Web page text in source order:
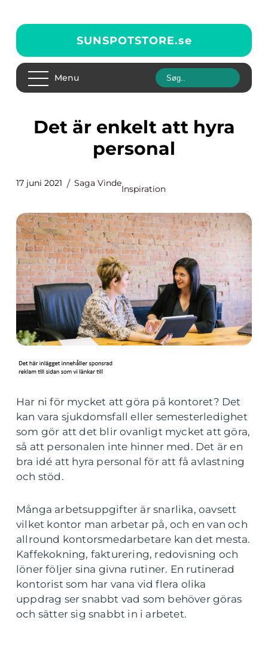
SUNSPOTSTORE.se
Menu
Det är enkelt att hyra
personal
17 juni 2021 Saga Vinde
Inspiration
Har ni för mycket att göra på kontoret? Det
kan vara sjukdomsfall eller semesterledighet
som gör att det blir ovanligt mycket att göra,
så att personalen inte hinner med. Det är en
bra idé att hyra personal för att få avlastning
och stöd.
Många arbetsuppgifter är snarlika, oavsett
vilket kontor man arbetar på, och en van och
allround kontorsmedarbetare kan det mesta.
Kaffekokning, fakturering, redovisning och
löner följer sina givna rutiner. En rutinerad
kontorist som har vana vid flera olika
uppdrag ser snabbt vad som behöver göras
och sätter sig snabbt in i arbetet.